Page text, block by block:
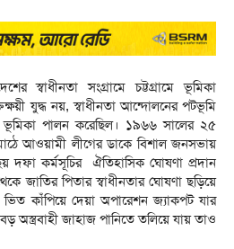
স্বাধীনতা সংগ্রামে চট্টগ্রামে ভূমিকা
যুদ্ধ নয়, স্বাধীনতা আন্দোলনের পটভূমি
ভূমিকা পালন করেছিল। ১৯৬৬ সালের ২৫
মাঠে আওয়ামী লীগের ডাকে বিশাল জনসভায়
দফা কর্মসূচির ঐতিহাসিক ঘোষণা প্রদান
জাতির পিতার স্বাধীনতার ঘোষণা ছড়িয়ে
ভিত কাঁপিয়ে দেয়া অপারেশন জ্যাকপট যার
অস্ত্রবাহী জাহাজ পানিতে তলিয়ে যায় তাও